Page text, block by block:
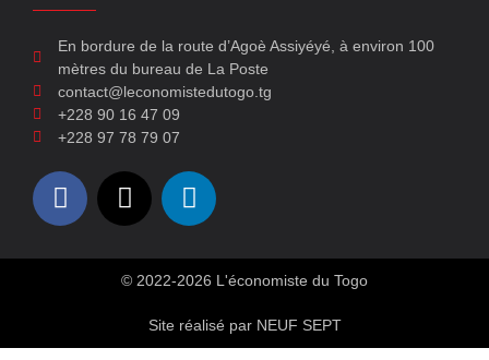
En bordure de la route d’Agoè Assiyéyé, à environ 100
mètres du bureau de La Poste
contact@leconomistedutogo.tg
+228 90 16 47 09
+228 97 78 79 07
© 2022-2026 L'économiste du Togo
Site réalisé par NEUF SEPT